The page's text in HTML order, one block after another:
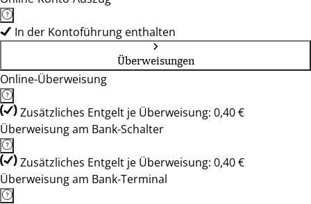
In der Kontoführung enthalten
Überweisungen
Online-Überweisung
Zusätzliches Entgelt je Überweisung: 0,40 €
Überweisung am Bank-Schalter
Zusätzliches Entgelt je Überweisung: 0,40 €
Überweisung am Bank-Terminal